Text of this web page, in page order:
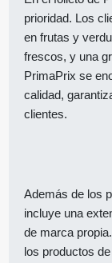
prioridad. Los
en frutas y
frescos, y una
PrimaPrix se
calidad,
clientes.
Además de los
incluye una
de marca
los productos